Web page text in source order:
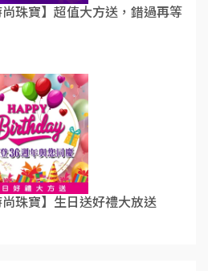
珠寶】超值大方送，錯過再等
珠寶】生日送好禮大放送